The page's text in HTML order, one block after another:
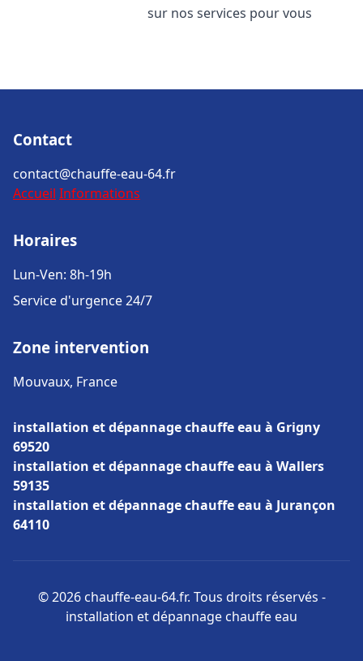
sur nos services pour vous
Contact
contact@chauffe-eau-64.fr
Accueil Informations
Horaires
Lun-Ven: 8h-19h
Service d'urgence 24/7
Zone intervention
Mouvaux, France
installation et dépannage chauffe eau à Grigny
69520
installation et dépannage chauffe eau à Wallers
59135
installation et dépannage chauffe eau à Jurançon
64110
© 2026 chauffe-eau-64.fr. Tous droits réservés -
installation et dépannage chauffe eau